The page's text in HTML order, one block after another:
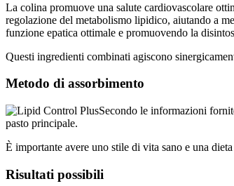
La colina promuove una salute cardiovascolare
regolazione del metabolismo lipidico, aiutando a
funzione epatica ottimale e promuovendo la
Questi ingredienti combinati agiscono
Metodo di assorbimento
Secondo le informazioni
pasto principale.
È importante avere uno stile di vita sano e una
Risultati possibili